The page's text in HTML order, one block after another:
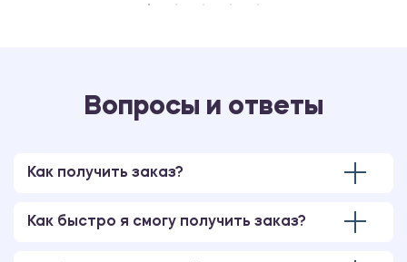
Вопросы и ответы
Как получить заказ?
Как быстро я смогу получить заказ?